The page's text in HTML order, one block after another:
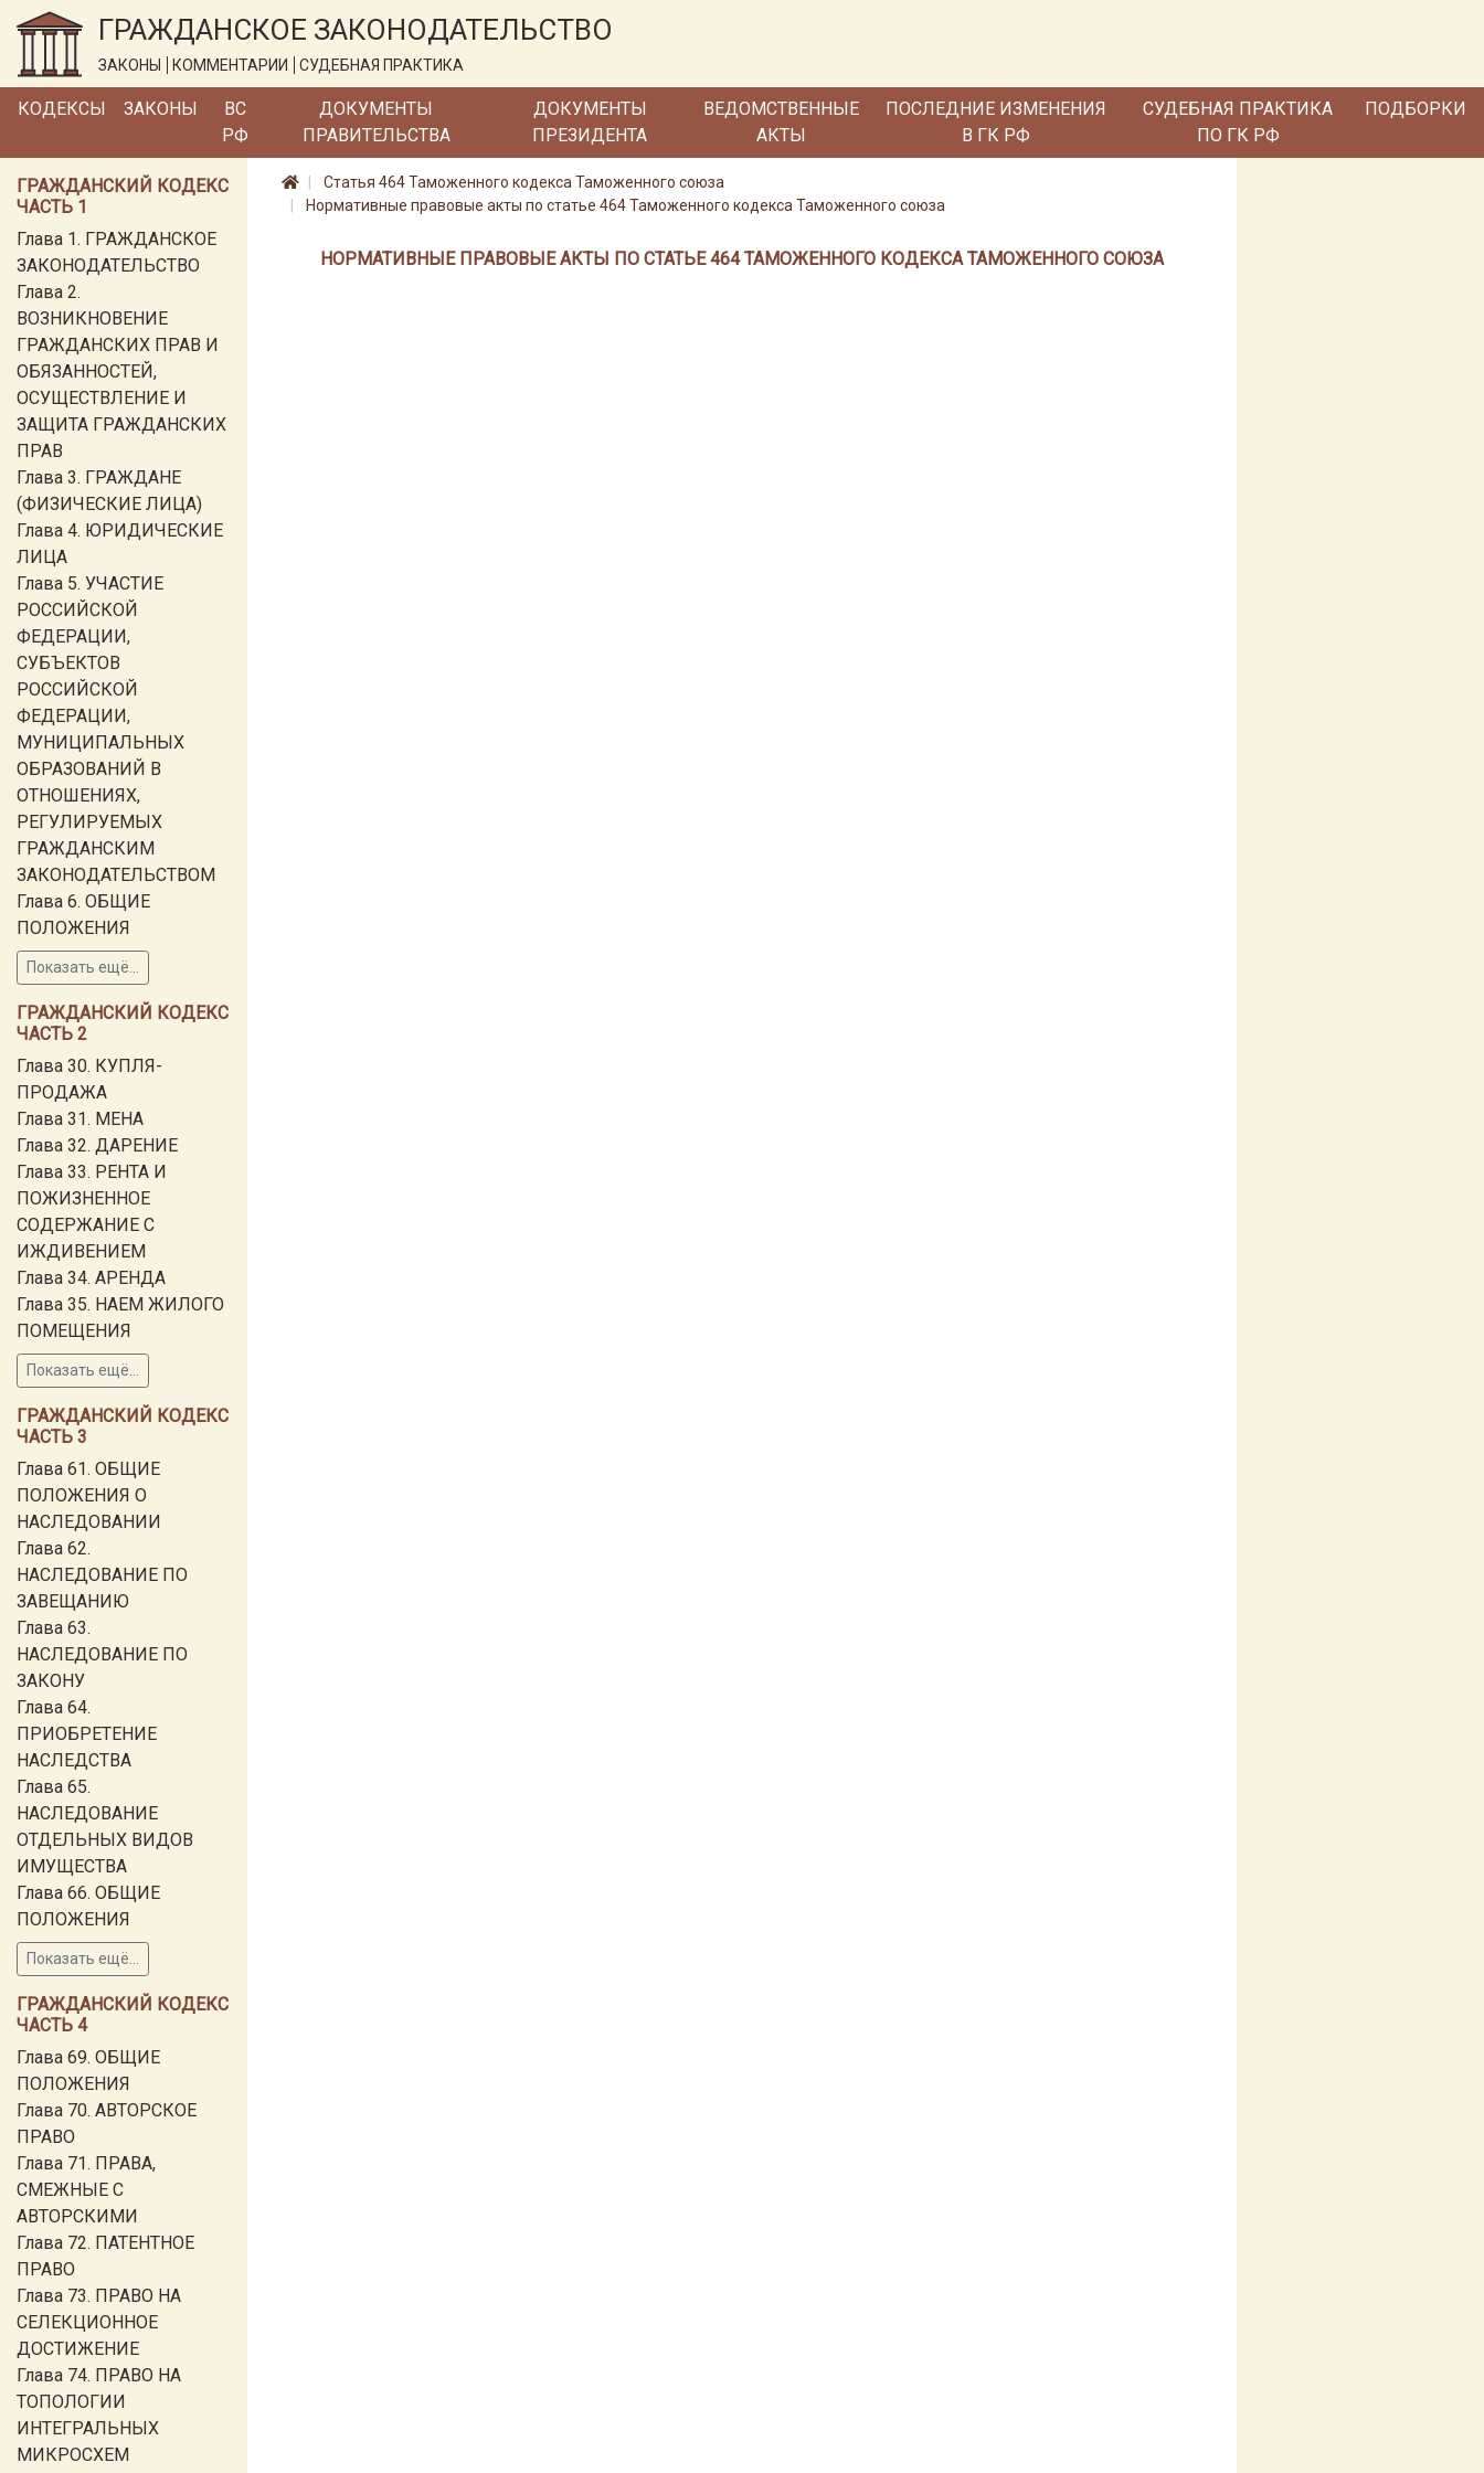
ГРАЖДАНСКОЕ ЗАКОНОДАТЕЛЬСТВО
ЗАКОНЫ КОММЕНТАРИИ СУДЕБНАЯ ПРАКТИКА
КОДЕКСЫ ЗАКОНЫ
ВС
РФ
ДОКУМЕНТЫ
ПРАВИТЕЛЬСТВА
ДОКУМЕНТЫ
ПРЕЗИДЕНТА
ВЕДОМСТВЕННЫЕ
АКТЫ
ПОСЛЕДНИЕ ИЗМЕНЕНИЯ
В ГК РФ
СУДЕБНАЯ ПРАКТИКА
ПО ГК РФ
ПОДБОРКИ
ГРАЖДАНСКИЙ КОДЕКС
ЧАСТЬ 1
Глава 1. ГРАЖДАНСКОЕ
ЗАКОНОДАТЕЛЬСТВО
Глава 2.
ВОЗНИКНОВЕНИЕ
ГРАЖДАНСКИХ ПРАВ И
ОБЯЗАННОСТЕЙ,
ОСУЩЕСТВЛЕНИЕ И
ЗАЩИТА ГРАЖДАНСКИХ
ПРАВ
Глава 3. ГРАЖДАНЕ
(ФИЗИЧЕСКИЕ ЛИЦА)
Глава 4. ЮРИДИЧЕСКИЕ
ЛИЦА
Глава 5. УЧАСТИЕ
РОССИЙСКОЙ
ФЕДЕРАЦИИ,
СУБЪЕКТОВ
РОССИЙСКОЙ
ФЕДЕРАЦИИ,
МУНИЦИПАЛЬНЫХ
ОБРАЗОВАНИЙ В
ОТНОШЕНИЯХ,
РЕГУЛИРУЕМЫХ
ГРАЖДАНСКИМ
ЗАКОНОДАТЕЛЬСТВОМ
Глава 6. ОБЩИЕ
ПОЛОЖЕНИЯ
Показать ещё...
ГРАЖДАНСКИЙ КОДЕКС
ЧАСТЬ 2
Глава 30. КУПЛЯ-
ПРОДАЖА
Глава 31. МЕНА
Глава 32. ДАРЕНИЕ
Глава 33. РЕНТА И
ПОЖИЗНЕННОЕ
СОДЕРЖАНИЕ С
ИЖДИВЕНИЕМ
Глава 34. АРЕНДА
Глава 35. НАЕМ ЖИЛОГО
ПОМЕЩЕНИЯ
Показать ещё...
ГРАЖДАНСКИЙ КОДЕКС
ЧАСТЬ 3
Глава 61. ОБЩИЕ
ПОЛОЖЕНИЯ О
НАСЛЕДОВАНИИ
Глава 62.
НАСЛЕДОВАНИЕ ПО
ЗАВЕЩАНИЮ
Глава 63.
НАСЛЕДОВАНИЕ ПО
ЗАКОНУ
Глава 64.
ПРИОБРЕТЕНИЕ
НАСЛЕДСТВА
Глава 65.
НАСЛЕДОВАНИЕ
ОТДЕЛЬНЫХ ВИДОВ
ИМУЩЕСТВА
Глава 66. ОБЩИЕ
ПОЛОЖЕНИЯ
Показать ещё...
ГРАЖДАНСКИЙ КОДЕКС
ЧАСТЬ 4
Глава 69. ОБЩИЕ
ПОЛОЖЕНИЯ
Глава 70. АВТОРСКОЕ
ПРАВО
Глава 71. ПРАВА,
СМЕЖНЫЕ С
АВТОРСКИМИ
Глава 72. ПАТЕНТНОЕ
ПРАВО
Глава 73. ПРАВО НА
СЕЛЕКЦИОННОЕ
ДОСТИЖЕНИЕ
Глава 74. ПРАВО НА
ТОПОЛОГИИ
ИНТЕГРАЛЬНЫХ
МИКРОСХЕМ
Статья 464 Таможенного кодекса Таможенного союза
Нормативные правовые акты по статье 464 Таможенного кодекса Таможенного союза
НОРМАТИВНЫЕ ПРАВОВЫЕ АКТЫ ПО СТАТЬЕ 464 ТАМОЖЕННОГО КОДЕКСА ТАМОЖЕННОГО СОЮЗА